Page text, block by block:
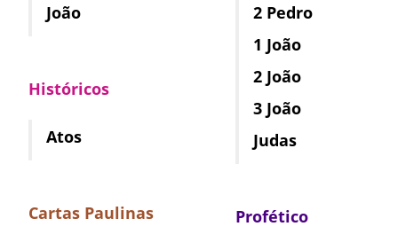
João
Históricos
Atos
Cartas Paulinas
2 Pedro
1 João
2 João
3 João
Judas
Profético